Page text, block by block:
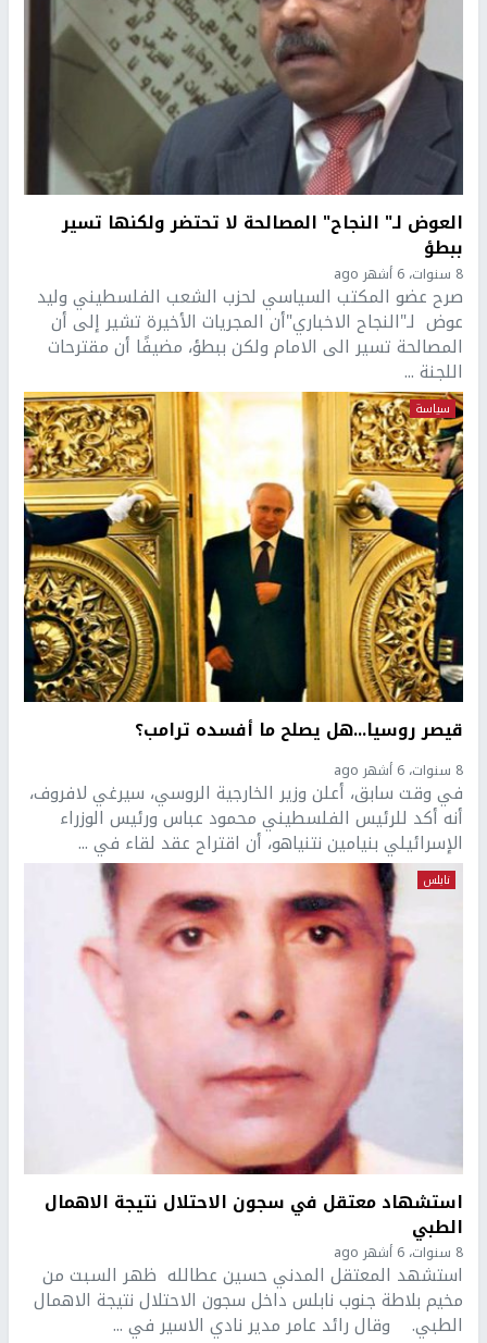
العوض لـ" النجاح" المصالحة لا تحتضر ولكنها تسير
ببطؤ
8 سنوات، 6 أشهر ago
صرح عضو المكتب السياسي لحزب الشعب الفلسطيني وليد
عوض لـ"النجاح الاخباري"أن المجريات الأخيرة تشير إلى أن
المصالحة تسير الى الامام ولكن ببطؤ، مضيفًا أن مقترحات
اللجنة ...
سياسة
قيصر روسيا...هل يصلح ما أفسده ترامب؟
8 سنوات، 6 أشهر ago
في وقت سابق، أعلن وزير الخارجية الروسي، سيرغي لافروف،
أنه أكد للرئيس الفلسطيني محمود عباس ورئيس الوزراء
الإسرائيلي بنيامين نتنياهو، أن اقتراح عقد لقاء في ...
نابلس
استشهاد معتقل في سجون الاحتلال نتيجة الاهمال
الطبي
8 سنوات، 6 أشهر ago
استشهد المعتقل المدني حسين عطالله ظهر السبت من
مخيم بلاطة جنوب نابلس داخل سجون الاحتلال نتيجة الاهمال
الطبي. وقال رائد عامر مدير نادي الاسير في ...